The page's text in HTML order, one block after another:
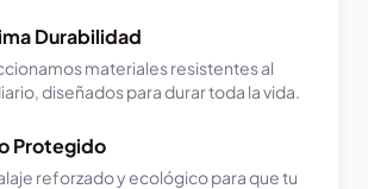
Durabilidad
materiales resistentes al
diseñados para durar toda la vida.
Protegido
reforzado y ecológico para que tu